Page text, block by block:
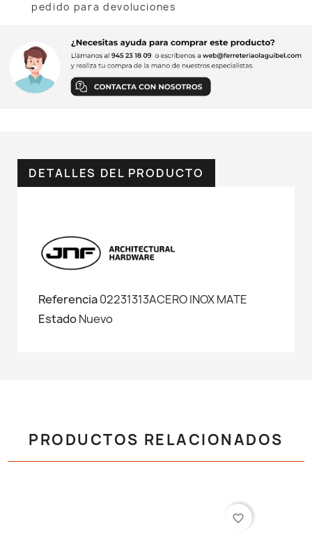
pedido para devoluciones
DETALLES DEL PRODUCTO
Referencia02231313ACERO INOX MATE
EstadoNuevo
PRODUCTOS RELACIONADOS
favorite_border